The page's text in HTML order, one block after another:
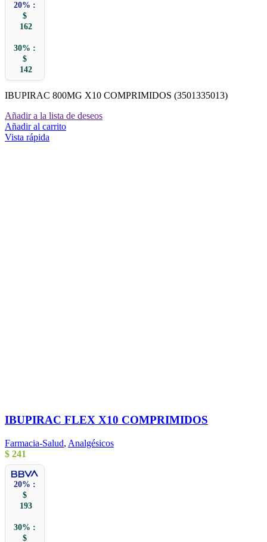
20% :
$
162
30% :
$
142
IBUPIRAC 800MG X10 COMPRIMIDOS (3501335013)
Añadir a la lista de deseos
Añadir al carrito
Vista rápida
IBUPIRAC FLEX X10 COMPRIMIDOS
Farmacia-Salud, Analgésicos
$ 241
20% :
$
193
30% :
$